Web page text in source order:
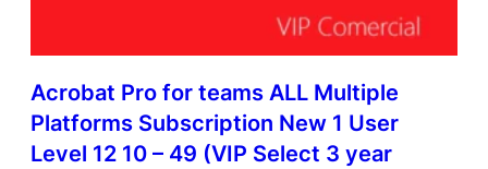
Acrobat Pro for teams ALL Multiple
Platforms Subscription New 1 User
Level 12 10 – 49 (VIP Select 3 year